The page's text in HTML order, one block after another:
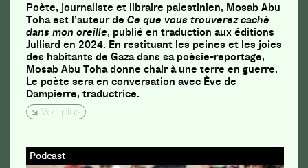
Poète, journaliste et libraire palestinien, Mosab Abu
Toha est l’auteur de Ce que vous trouverez caché
dans mon oreille, publié en traduction aux éditions
Julliard en 2024. En restituant les peines et les joies
des habitants de Gaza dans sa poésie-reportage,
Mosab Abu Toha donne chair à une terre en guerre.
Le poète sera en conversation avec Ève de
Dampierre, traductrice.
Voir plus
Podcast